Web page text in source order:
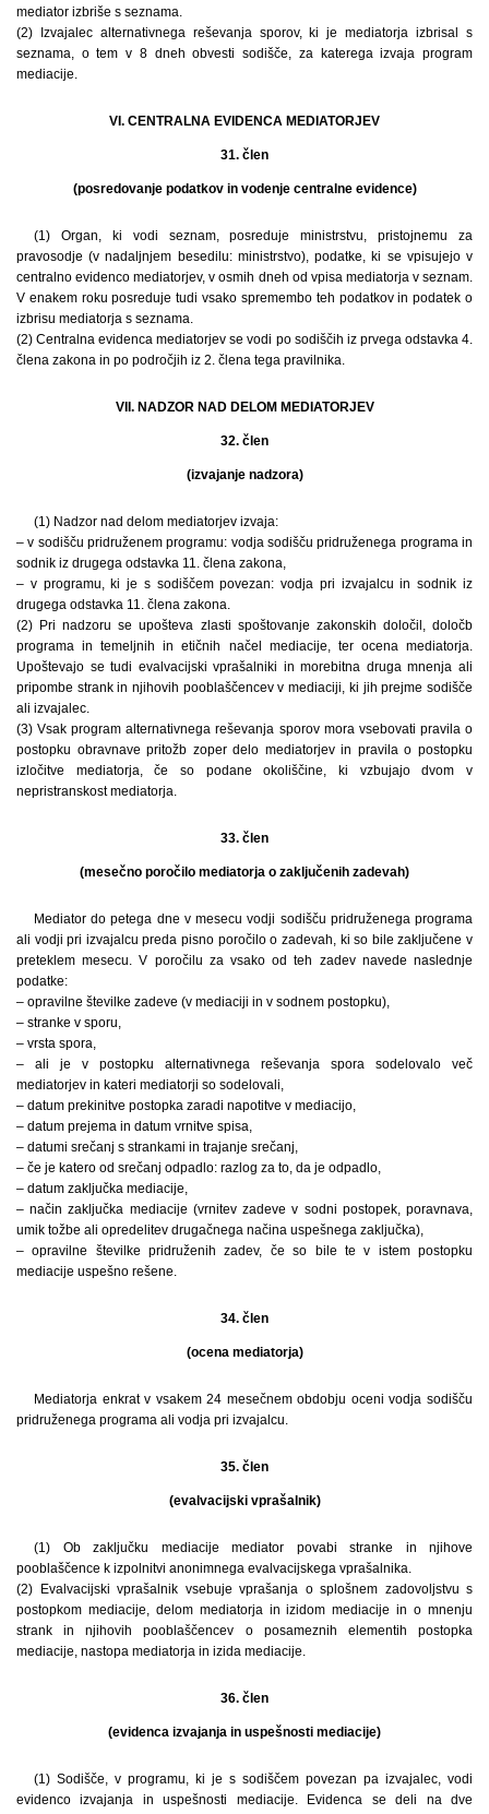
mediator izbriše s seznama.
(2) Izvajalec alternativnega reševanja sporov, ki je mediatorja izbrisal s
seznama, o tem v 8 dneh obvesti sodišče, za katerega izvaja program
mediacije.
VI. CENTRALNA EVIDENCA MEDIATORJEV
31. člen
(posredovanje podatkov in vodenje centralne evidence)
(1) Organ, ki vodi seznam, posreduje ministrstvu, pristojnemu za
pravosodje (v nadaljnjem besedilu: ministrstvo), podatke, ki se vpisujejo v
centralno evidenco mediatorjev, v osmih dneh od vpisa mediatorja v seznam.
V enakem roku posreduje tudi vsako spremembo teh podatkov in podatek o
izbrisu mediatorja s seznama.
(2) Centralna evidenca mediatorjev se vodi po sodiščih iz prvega odstavka 4.
člena zakona in po področjih iz 2. člena tega pravilnika.
VII. NADZOR NAD DELOM MEDIATORJEV
32. člen
(izvajanje nadzora)
(1) Nadzor nad delom mediatorjev izvaja:
– v sodišču pridruženem programu: vodja sodišču pridruženega programa in
sodnik iz drugega odstavka 11. člena zakona,
– v programu, ki je s sodiščem povezan: vodja pri izvajalcu in sodnik iz
drugega odstavka 11. člena zakona.
(2) Pri nadzoru se upošteva zlasti spoštovanje zakonskih določil, določb
programa in temeljnih in etičnih načel mediacije, ter ocena mediatorja.
Upoštevajo se tudi evalvacijski vprašalniki in morebitna druga mnenja ali
pripombe strank in njihovih pooblaščencev v mediaciji, ki jih prejme sodišče
ali izvajalec.
(3) Vsak program alternativnega reševanja sporov mora vsebovati pravila o
postopku obravnave pritožb zoper delo mediatorjev in pravila o postopku
izločitve mediatorja, če so podane okoliščine, ki vzbujajo dvom v
nepristranskost mediatorja.
33. člen
(mesečno poročilo mediatorja o zaključenih zadevah)
Mediator do petega dne v mesecu vodji sodišču pridruženega programa
ali vodji pri izvajalcu preda pisno poročilo o zadevah, ki so bile zaključene v
preteklem mesecu. V poročilu za vsako od teh zadev navede naslednje
podatke:
– opravilne številke zadeve (v mediaciji in v sodnem postopku),
– stranke v sporu,
– vrsta spora,
– ali je v postopku alternativnega reševanja spora sodelovalo več
mediatorjev in kateri mediatorji so sodelovali,
– datum prekinitve postopka zaradi napotitve v mediacijo,
– datum prejema in datum vrnitve spisa,
– datumi srečanj s strankami in trajanje srečanj,
– če je katero od srečanj odpadlo: razlog za to, da je odpadlo,
– datum zaključka mediacije,
– način zaključka mediacije (vrnitev zadeve v sodni postopek, poravnava,
umik tožbe ali opredelitev drugačnega načina uspešnega zaključka),
– opravilne številke pridruženih zadev, če so bile te v istem postopku
mediacije uspešno rešene.
34. člen
(ocena mediatorja)
Mediatorja enkrat v vsakem 24 mesečnem obdobju oceni vodja sodišču
pridruženega programa ali vodja pri izvajalcu.
35. člen
(evalvacijski vprašalnik)
(1) Ob zaključku mediacije mediator povabi stranke in njihove
pooblaščence k izpolnitvi anonimnega evalvacijskega vprašalnika.
(2) Evalvacijski vprašalnik vsebuje vprašanja o splošnem zadovoljstvu s
postopkom mediacije, delom mediatorja in izidom mediacije in o mnenju
strank in njihovih pooblaščencev o posameznih elementih postopka
mediacije, nastopa mediatorja in izida mediacije.
36. člen
(evidenca izvajanja in uspešnosti mediacije)
(1) Sodišče, v programu, ki je s sodiščem povezan pa izvajalec, vodi
evidenco izvajanja in uspešnosti mediacije. Evidenca se deli na dve